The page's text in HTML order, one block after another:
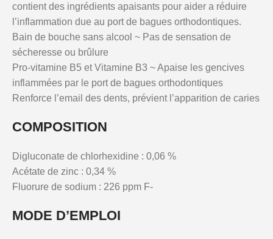
contient des ingrédients apaisants pour aider a réduire
l’inflammation due au port de bagues orthodontiques.
Bain de bouche sans alcool ~ Pas de sensation de
sécheresse ou brûlure
Pro-vitamine B5 et Vitamine B3 ~ Apaise les gencives
inflammées par le port de bagues orthodontiques
Renforce l’email des dents, prévient l’apparition de caries
COMPOSITION
Digluconate de chlorhexidine : 0,06 %
Acétate de zinc : 0,34 %
Fluorure de sodium : 226 ppm F-
MODE D’EMPLOI